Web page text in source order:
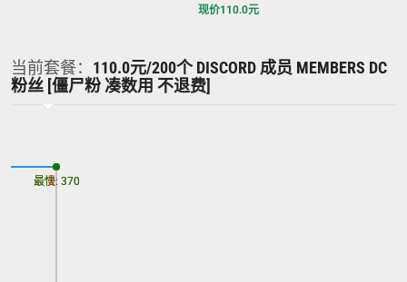
现价110.0元
当前套餐： 110.0元/200个 DISCORD 成员 MEMBERS DC
粉丝 [僵尸粉 凑数用 不退费]
最慢: 370
最快: 370